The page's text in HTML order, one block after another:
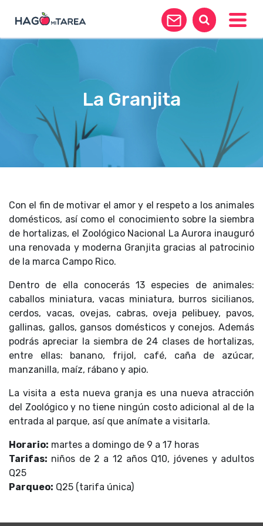
La Granjita
Con el fin de motivar el amor y el respeto a los animales
domésticos, así como el conocimiento sobre la siembra
de hortalizas, el Zoológico Nacional La Aurora inauguró
una renovada y moderna Granjita gracias al patrocinio
de la marca Campo Rico.
Dentro de ella conocerás 13 especies de animales:
caballos miniatura, vacas miniatura, burros sicilianos,
cerdos, vacas, ovejas, cabras, oveja pelibuey, pavos,
gallinas, gallos, gansos domésticos y conejos. Además
podrás apreciar la siembra de 24 clases de hortalizas,
entre ellas: banano, frijol, café, caña de azúcar,
manzanilla, maíz, rábano y apio.
La visita a esta nueva granja es una nueva atracción
del Zoológico y no tiene ningún costo adicional al de la
entrada al parque, así que anímate a visitarla.
Horario: martes a domingo de 9 a 17 horas
Tarifas: niños de 2 a 12 años Q10, jóvenes y adultos
Q25
Parqueo: Q25 (tarifa única)